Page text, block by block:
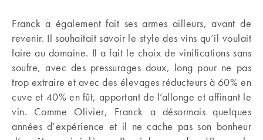
Franck a également fait ses armes ailleurs, avant de
revenir. Il souhaitait savoir le style des vins qu’il voulait
faire au domaine. Il a fait le choix de vinifications sans
soufre, avec des pressurages doux, long pour ne pas
trop extraire et avec des élevages réducteurs à 60% en
cuve et 40% en fût, apportant de l’allonge et affinant le
vin. Comme Olivier, Franck a désormais quelques
années d’expérience et il ne cache pas son bonheur